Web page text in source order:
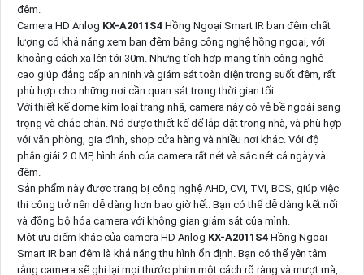
đêm.
Camera HD Anlog KX-A2011S4 Hồng Ngoại Smart IR ban đêm chất
lượng có khả năng xem ban đêm bằng công nghệ hồng ngoại, với
khoảng cách xa lên tới 30m. Những tích hợp mang tính công nghệ
cao giúp đẳng cấp an ninh và giám sát toàn diện trong suốt đêm, rất
phù hợp cho những nơi cần quan sát trong thời gian tối.
Với thiết kế dome kim loại trang nhã, camera này có vẻ bề ngoài sang
trọng và chắc chắn. Nó được thiết kế để lắp đặt trong nhà, và phù hợp
với văn phòng, gia đình, shop cửa hàng và nhiều nơi khác. Với độ
phân giải 2.0 MP, hình ảnh của camera rất nét và sắc nét cả ngày và
đêm.
Sản phẩm này được trang bị công nghệ AHD, CVI, TVI, BCS, giúp việc
thi công trở nên dễ dàng hơn bao giờ hết. Bạn có thể dễ dàng kết nối
và đồng bộ hóa camera với không gian giám sát của mình.
Một ưu điểm khác của camera HD Anlog KX-A2011S4 Hồng Ngoại
Smart IR ban đêm là khả năng thu hình ổn định. Bạn có thể yên tâm
rằng camera sẽ ghi lại mọi thước phim một cách rõ ràng và mượt mà,